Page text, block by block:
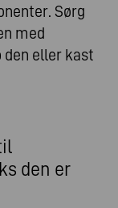
Sørg
med
eller kast
den er